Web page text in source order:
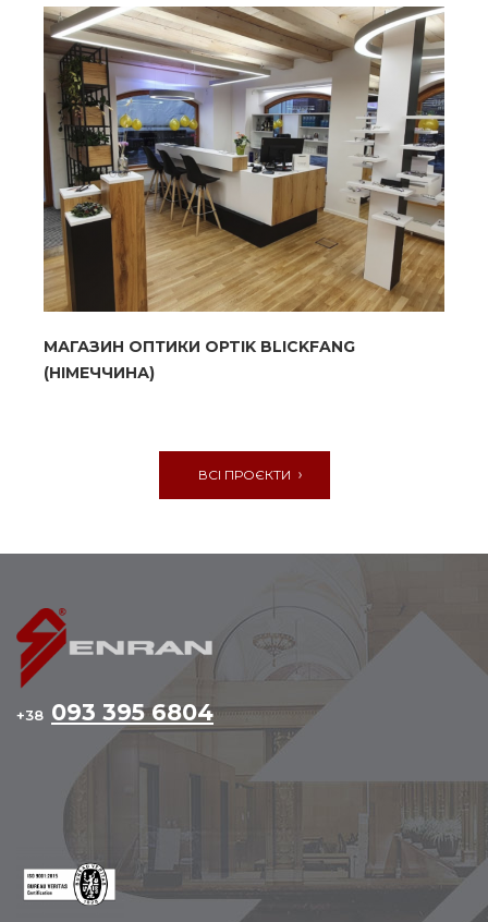
МАГАЗИН ОПТИКИ OPTIK BLICKFANG
(НІМЕЧЧИНА)
ВСІ ПРОЄКТИ
+38 093 395 6804